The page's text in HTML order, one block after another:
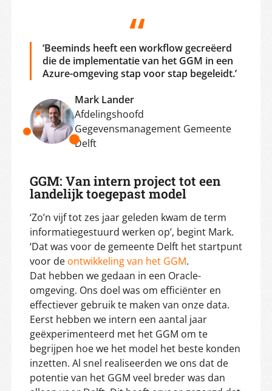
‘Beeminds heeft een workflow gecreëerd
die de implementatie van het GGM in een
Azure-omgeving stap voor stap begeleidt.’
Mark Lander
Afdelingshoofd
Gegevensmanagement Gemeente
Delft
GGM: Van intern project tot een
landelijk toegepast model
‘Zo’n vijf tot zes jaar geleden kwam de term
informatiegestuurd werken op’, begint Mark.
‘Dat was voor de gemeente Delft het startpunt
voor de ontwikkeling van het GGM.
Dat hebben we gedaan in een Oracle-
omgeving. Ons doel was om efficiënter en
effectiever gebruik te maken van onze data.
Eerst hebben we intern een aantal jaar
geëxperimenteerd met het GGM om te
begrijpen hoe we het model het beste konden
inzetten. Al snel realiseerden we ons dat de
potentie van het GGM veel breder was dan